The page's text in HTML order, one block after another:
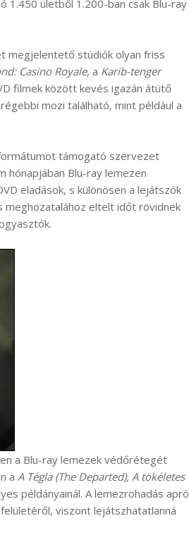
1.450 ületből 1.200-ban csak Blu-ray
megjelentető stúdiók olyan friss
Casino Royale, a Karib-tenger
filmek között kevés igazán átütő
mozi található, mint például a
támogató szervezet
hónapjában Blu-ray lemezen
eladások, s különösen a lejátszók
eltelt időt rövidnek
a Blu-ray lemezek védőrétegét
a A Tégla (The Departed), A tökéletes
példányainál. A lemezrohadás apró
viszont lejátszhatatlanná